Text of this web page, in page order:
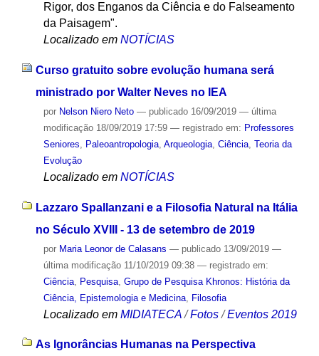
Rigor, dos Enganos da Ciência e do Falseamento
da Paisagem".
Localizado em NOTÍCIAS
Curso gratuito sobre evolução humana será
ministrado por Walter Neves no IEA
por Nelson Niero Neto — publicado16/09/2019 — última
modificação18/09/2019 17:59 — registrado em: Professores
Seniores, Paleoantropologia, Arqueologia, Ciência, Teoria da
Evolução
Localizado em NOTÍCIAS
Lazzaro Spallanzani e a Filosofia Natural na Itália
no Século XVIII - 13 de setembro de 2019
por Maria Leonor de Calasans — publicado13/09/2019 —
última modificação11/10/2019 09:38 — registrado em:
Ciência, Pesquisa, Grupo de Pesquisa Khronos: História da
Ciência, Epistemologia e Medicina, Filosofia
Localizado em MIDIATECA /Fotos /Eventos 2019
As Ignorâncias Humanas na Perspectiva